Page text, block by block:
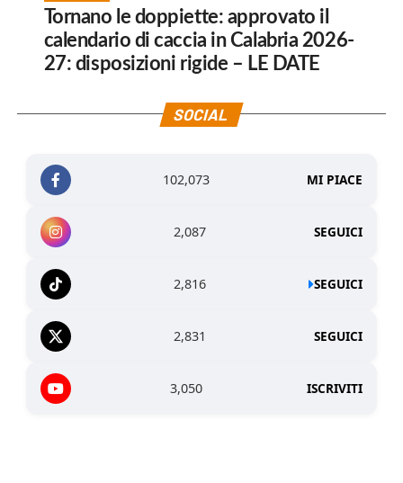
Tornano le doppiette: approvato il
calendario di caccia in Calabria 2026-
27: disposizioni rigide – LE DATE
SOCIAL
102,073 MI PIACE
2,087 SEGUICI
2,816 SEGUICI
2,831 SEGUICI
3,050 ISCRIVITI